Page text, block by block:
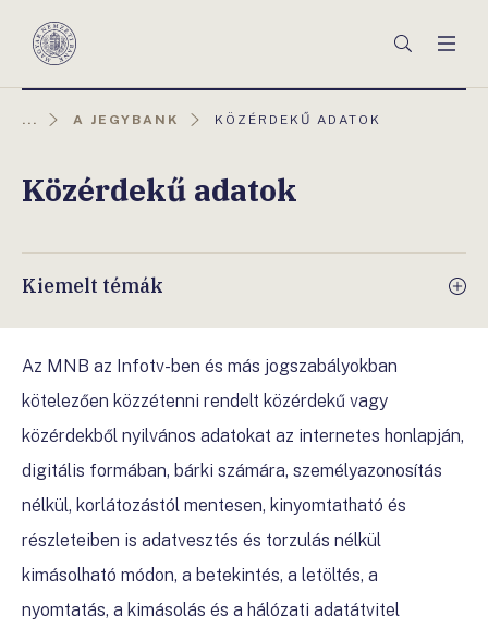
Magyar
Keresés
... A JEGYBANK
AKTUÁLIS
KÖZÉRDEKŰ ADATOK
Közérdekű adatok
Kiemelt témák
Az MNB az Infotv-ben és más jogszabályokban
kötelezően közzétenni rendelt közérdekű vagy
közérdekből nyilvános adatokat az internetes honlapján,
digitális formában, bárki számára, személyazonosítás
nélkül, korlátozástól mentesen, kinyomtatható és
részleteiben is adatvesztés és torzulás nélkül
kimásolható módon, a betekintés, a letöltés, a
nyomtatás, a kimásolás és a hálózati adatátvitel